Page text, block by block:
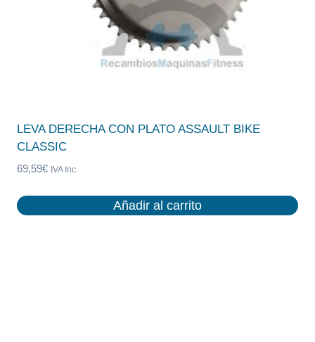
LEVA DERECHA CON PLATO ASSAULT BIKE
CLASSIC
69,59€ IVA Inc.
Añadir al carrito